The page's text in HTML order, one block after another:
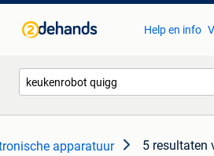
Help en info
apparatuur 5 resultaten